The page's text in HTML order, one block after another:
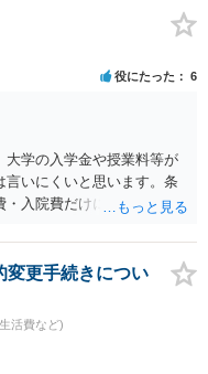
許したとの評価につながる
役にたった 6
大学の入学金や授業料等が
いにくいと思います。条
・入院費だけに限定される
って臨時に必要となった医
置いた条項と読むのが自然
、受験費用などの教育費に
額を請求できる」とまで
学進学費用をどこまで負
ほか、子どもの年齢、大
変更手続きについ
活費など)